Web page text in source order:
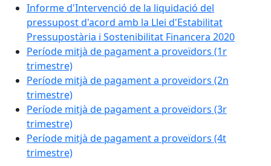
Informe d'Intervenció de la liquidació del
pressupost d'acord amb la Llei d'Estabilitat
Pressupostària i Sostenibilitat Financera 2020
Període mitjà de pagament a proveïdors (1r
trimestre)
Període mitjà de pagament a proveïdors (2n
trimestre)
Període mitjà de pagament a proveïdors (3r
trimestre)
Període mitjà de pagament a proveïdors (4t
trimestre)